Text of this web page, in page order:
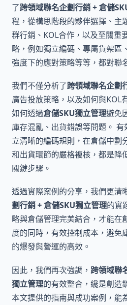
了跨領域聯名企劃行銷 + 倉儲
程，從構思階段的夥伴選擇、主
群行銷、KOL合作，以及至關重
略，例如獨立編碼、專屬貨架區
強度下的應對策略等等，都對聯
我們不僅分析了跨領域聯名企劃
廣告投放策略，以及如何與KOL
如何透過倉儲SKU獨立管理避免
庫存混亂、出貨錯誤等問題。 有
立清晰的編碼規則，在倉儲中劃
和出貨環節的嚴格複核，都是降
關鍵步驟。
透過實際案例的分享，我們更清
劃行銷 + 倉儲SKU獨立管理的實
略與倉儲管理完美結合，才能在
度的同時，有效控制成本，避免
的爆發與營運的高效。
因此，我們再次強調， 跨領域聯
獨立管理的有效整合，纔是創造
本文提供的指南與成功案例，能